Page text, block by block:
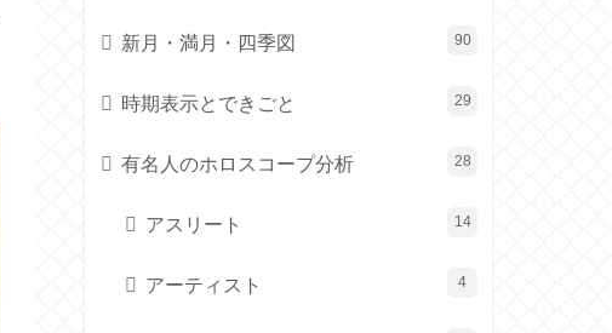
新月・満月・四季図 90
時期表示とできごと 29
有名人のホロスコープ分析 28
アスリート 14
アーティスト 4